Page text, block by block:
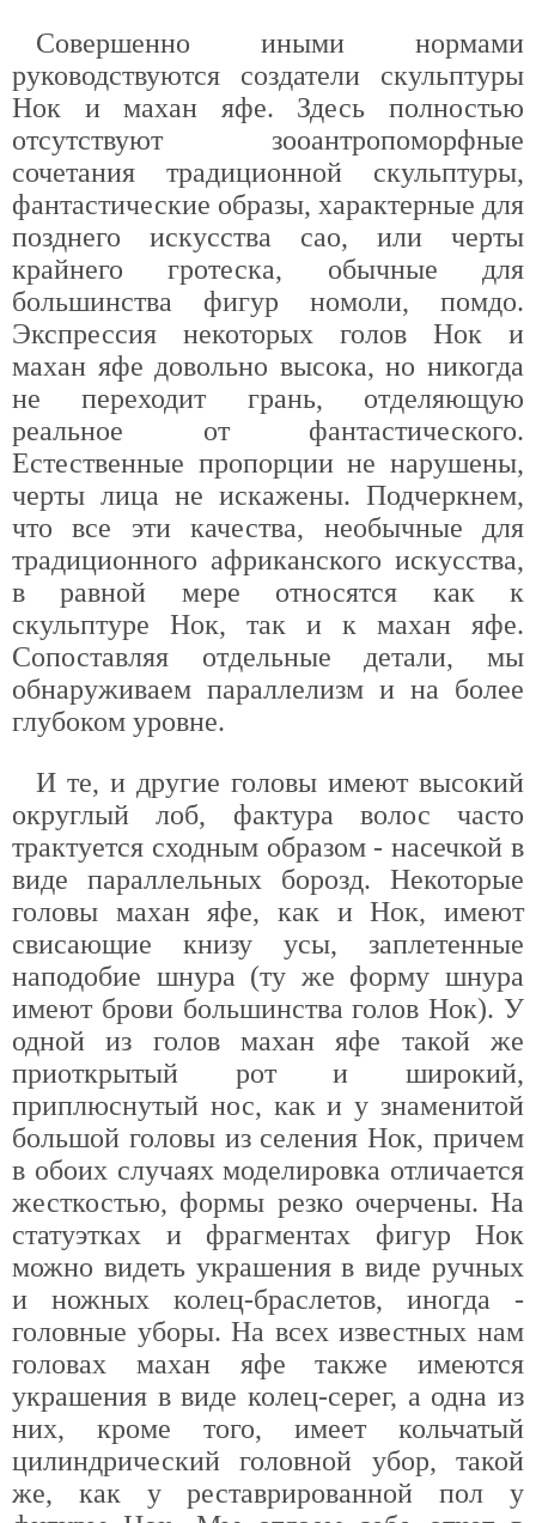
Совершенно иными нормами
руководствуются создатели скульптуры
Нок и махан яфе. Здесь полностью
отсутствуют зооантропоморфные
сочетания традиционной скульптуры,
фантастические образы, характерные для
позднего искусства сао, или черты
крайнего гротеска, обычные для
большинства фигур номоли, помдо.
Экспрессия некоторых голов Нок и
махан яфе довольно высока, но никогда
не переходит грань, отделяющую
реальное от фантастического.
Естественные пропорции не нарушены,
черты лица не искажены. Подчеркнем,
что все эти качества, необычные для
традиционного африканского искусства,
в равной мере относятся как к
скульптуре Нок, так и к махан яфе.
Сопоставляя отдельные детали, мы
обнаруживаем параллелизм и на более
глубоком уровне.
И те, и другие головы имеют высокий
округлый лоб, фактура волос часто
трактуется сходным образом - насечкой в
виде параллельных борозд. Некоторые
головы махан яфе, как и Нок, имеют
свисающие книзу усы, заплетенные
наподобие шнура (ту же форму шнура
имеют брови большинства голов Нок). У
одной из голов махан яфе такой же
приоткрытый рот и широкий,
приплюснутый нос, как и у знаменитой
большой головы из селения Нок, причем
в обоих случаях моделировка отличается
жесткостью, формы резко очерчены. На
статуэтках и фрагментах фигур Нок
можно видеть украшения в виде ручных
и ножных колец-браслетов, иногда -
головные уборы. На всех известных нам
головах махан яфе также имеются
украшения в виде колец-серег, а одна из
них, кроме того, имеет кольчатый
цилиндрический головной убор, такой
же, как у реставрированной пол у